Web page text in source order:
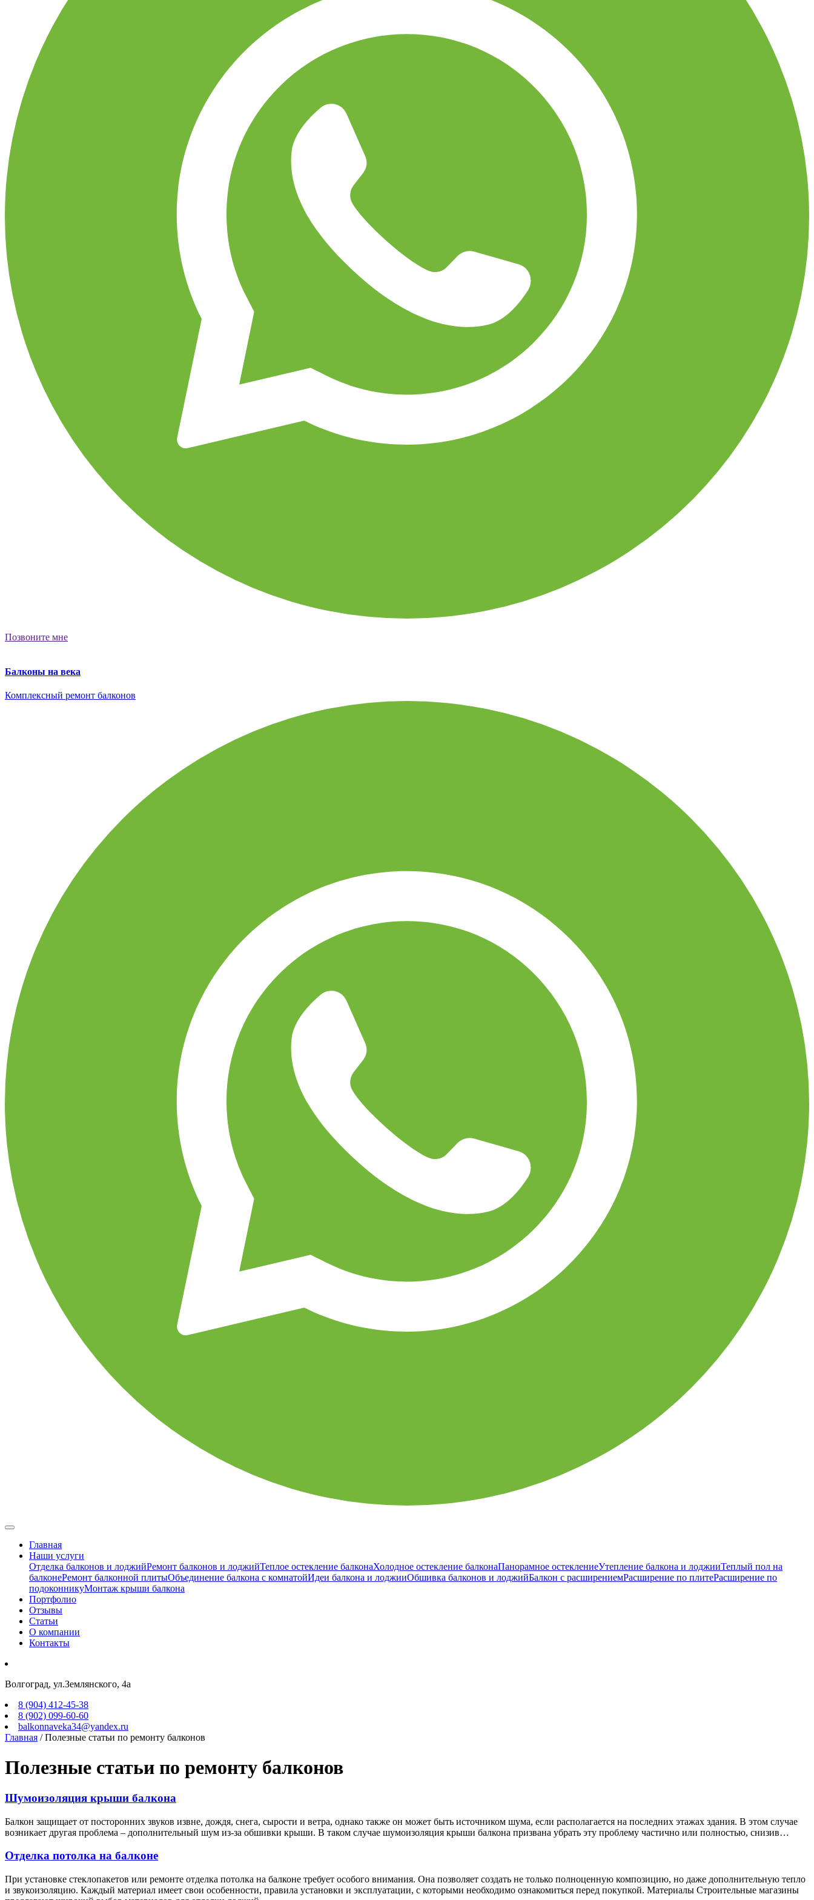
Позвоните мне
Балконы на века
Комплексный ремонт балконов
Главная
Наши услуги
Отделка балконов и лоджийРемонт балконов и лоджийТеплое остекление балконаХолодное остекление балконаПанорамное остеклениеУтепление балкона и лоджииТеплый пол на
балконеРемонт балконной плитыОбъединение балкона с комнатойИдеи балкона и лоджииОбшивка балконов и лоджийБалкон с расширениемРасширение по плитеРасширение по
подоконникуМонтаж крыши балкона
Портфолио
Отзывы
Cтатьи
О компании
Контакты
Волгоград, ул.Землянского, 4а
8 (904) 412-45-38
8 (902) 099-60-60
balkonnaveka34@yandex.ru
Главная / Полезные статьи по ремонту балконов
Полезные статьи по ремонту балконов
Шумоизоляция крыши балкона
Балкон защищает от посторонних звуков извне, дождя, снега, сырости и ветра, однако также он может быть источником шума, если располагается на последних этажах здания. В этом случае
возникает другая проблема – дополнительный шум из-за обшивки крыши. В таком случае шумоизоляция крыши балкона призвана убрать эту проблему частично или полностью, снизив…
Отделка потолка на балконе
При установке стеклопакетов или ремонте отделка потолка на балконе требует особого внимания. Она позволяет создать не только полноценную композицию, но даже дополнительную тепло
и звукоизоляцию. Каждый материал имеет свои особенности, правила установки и эксплуатации, с которыми необходимо ознакомиться перед покупкой. Материалы Строительные магазины